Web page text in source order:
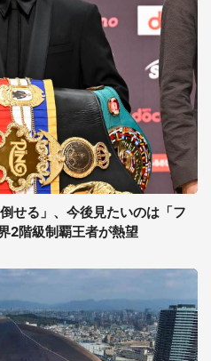
せる」、今後見たいのは「フ
2階級制覇王者が熱望